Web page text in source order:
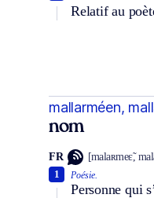
Relatif au
mallarméen,
nom
FR [malaʀmeɛ̃,
Poésie.
Personne qui
1